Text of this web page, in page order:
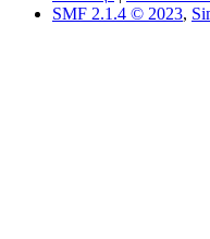
SMF 2.1.4 © 2023,